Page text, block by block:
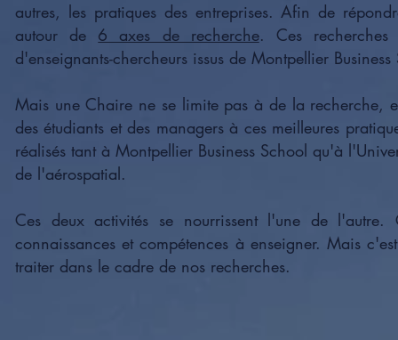
autres, les pratiques des entreprises. Afin de
autour de 6 axes de recherche. Ces
d'enseignants-chercheurs issus de Montpellier
Mais une Chaire ne se limite pas à de la recherche,
des étudiants et des managers à ces meilleures
réalisés tant à Montpellier Business School qu'à
de l'aérospatial.
Ces deux activités se nourrissent l'une de
connaissances et compétences à enseigner. Mais
traiter dans le cadre de nos recherches.